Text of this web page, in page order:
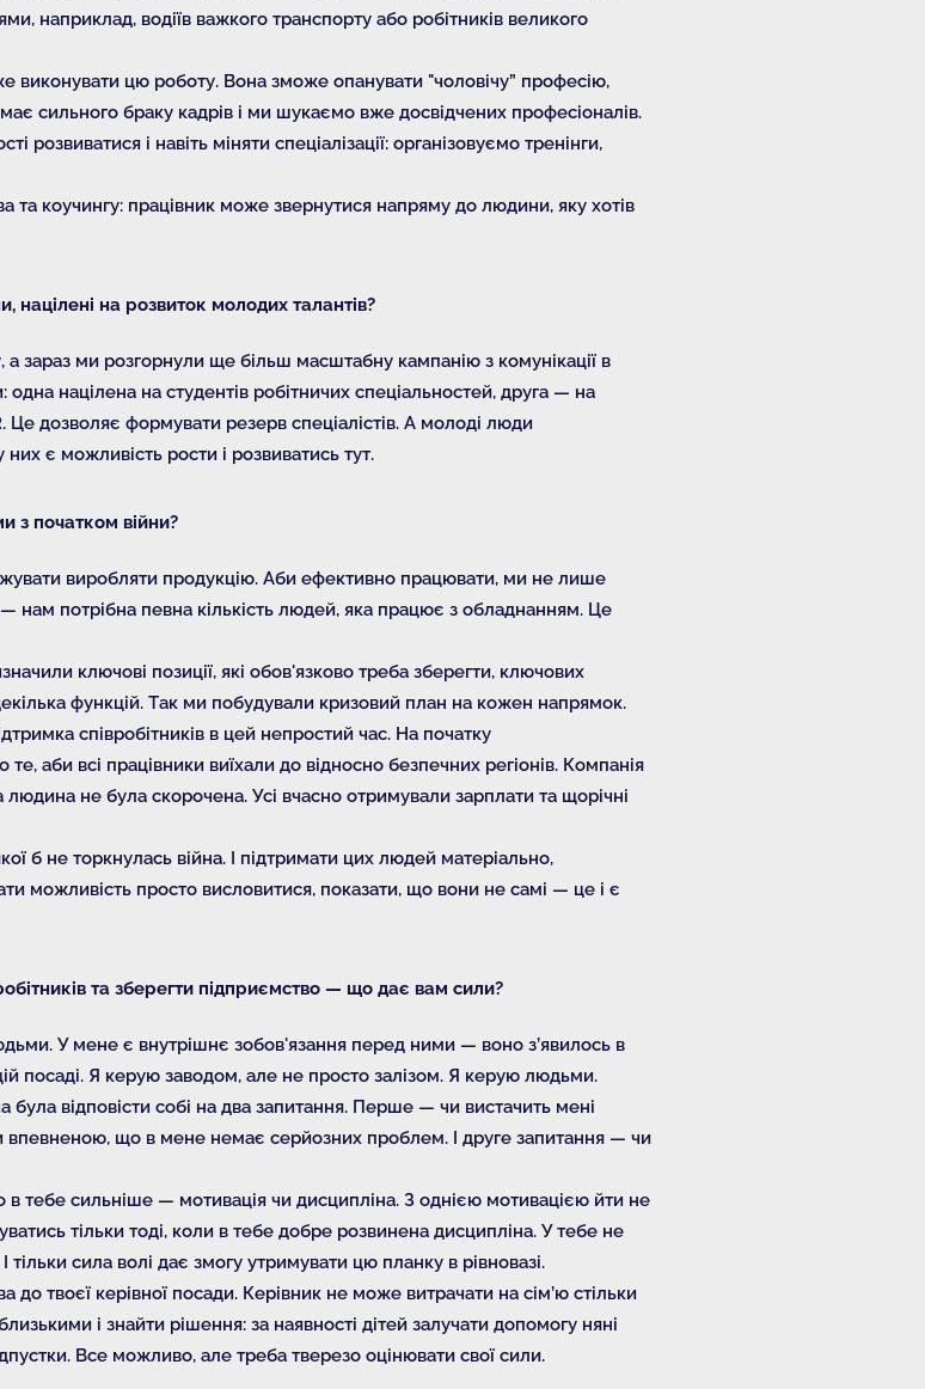
наприклад, водіїв важкого транспорту або робітників великого
цю роботу. Вона зможе опанувати "чоловічу” професію,
сильного браку кадрів і ми шукаємо вже досвідчених професіоналів.
і навіть міняти спеціалізації: організовуємо тренінги,
коучингу: працівник може звернутися напряму до людини, яку хотів
націлені на розвиток молодих талантів?
зараз ми розгорнули ще більш масштабну кампанію з комунікації в
одна націлена на студентів робітничих спеціальностей, друга — на
Це дозволяє формувати резерв спеціалістів. А молоді люди
є можливість рости і розвиватись тут.
з початком війни?
виробляти продукцію. Аби ефективно працювати, ми не лише
нам потрібна певна кількість людей, яка працює з обладнанням. Це
ключові позиції, які обов'язково треба зберегти, ключових
функцій. Так ми побудували кризовий план на кожен напрямок.
співробітників в цей непростий час. На початку
аби всі працівники виїхали до відносно безпечних регіонів. Компанія
не була скорочена. Усі вчасно отримували зарплати та щорічні
б не торкнулась війна. І підтримати цих людей матеріально,
можливість просто висловитися, показати, що вони не самі — це і є
та зберегти підприємство — що дає вам сили?
У мене є внутрішнє зобов'язання перед ними — воно з’явилось в
посаді. Я керую заводом, але не просто залізом. Я керую людьми.
була відповісти собі на два запитання. Перше — чи вистачить мені
впевненою, що в мене немає серйозних проблем. І друге запитання — чи
в тебе сильніше — мотивація чи дисципліна. З однією мотивацією йти не
тільки тоді, коли в тебе добре розвинена дисципліна. У тебе не
сила волі дає змогу утримувати цю планку в рівновазі.
до твоєї керівної посади. Керівник не може витрачати на сім’ю стільки
і знайти рішення: за наявності дітей залучати допомогу няні
Все можливо, але треба тверезо оцінювати свої сили.